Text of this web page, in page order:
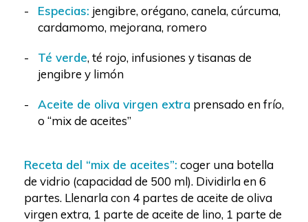
Especias: jengibre, orégano, canela, cúrcuma,
cardamomo, mejorana, romero
Té verde, té rojo, infusiones y tisanas de
jengibre y limón
Aceite de oliva virgen extra prensado en frío,
o “mix de aceites”
Receta del “mix de aceites”: coger una botella
de vidrio (capacidad de 500 ml). Dividirla en 6
partes. Llenarla con 4 partes de aceite de oliva
virgen extra, 1 parte de aceite de lino, 1 parte de